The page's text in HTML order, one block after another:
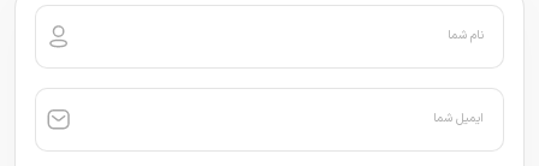
نام شما
ایمیل شما